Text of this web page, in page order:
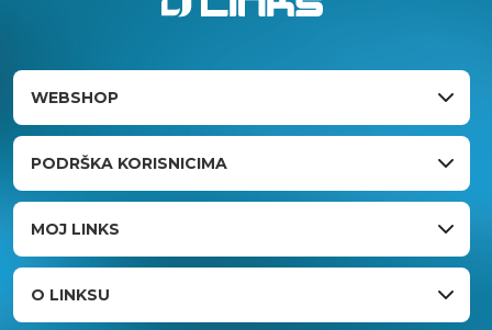
WEBSHOP
PODRŠKA KORISNICIMA
MOJ LINKS
O LINKSU